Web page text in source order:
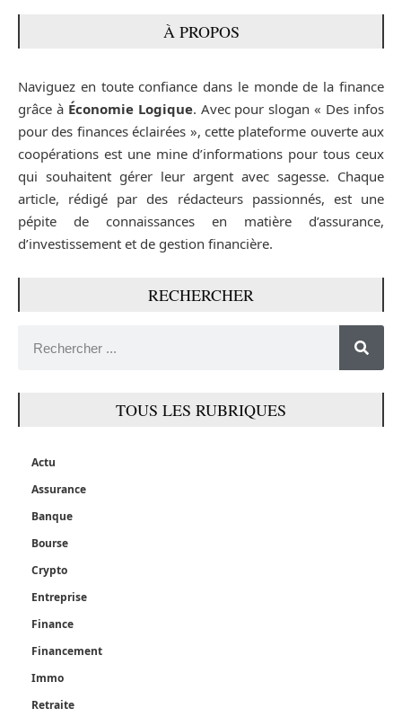
À PROPOS
Naviguez en toute confiance dans le monde de la finance
grâce à Économie Logique. Avec pour slogan « Des infos
pour des finances éclairées », cette plateforme ouverte aux
coopérations est une mine d’informations pour tous ceux
qui souhaitent gérer leur argent avec sagesse. Chaque
article, rédigé par des rédacteurs passionnés, est une
pépite de connaissances en matière d’assurance,
d’investissement et de gestion financière.
RECHERCHER
TOUS LES RUBRIQUES
Actu
Assurance
Banque
Bourse
Crypto
Entreprise
Finance
Financement
Immo
Retraite